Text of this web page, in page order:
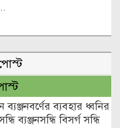
ব্যঞ্জনবর্ণের ব্যবহার ধ্বনির
ব্যঞ্জনসন্ধি বিসর্গ সন্ধি